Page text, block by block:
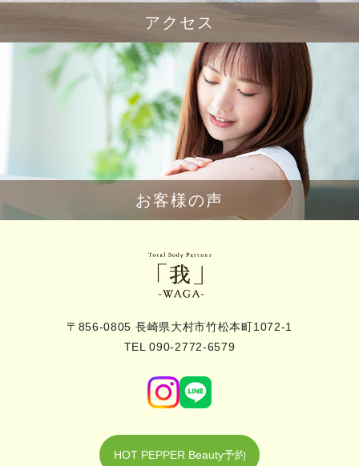
アクセス
お客様の声
〒856-0805 長崎県大村市竹松本町1072-1
TEL 090-2772-6579
HOT PEPPER Beauty予約